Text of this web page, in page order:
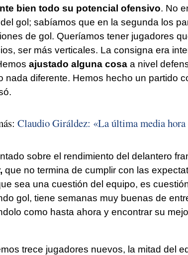
bien todo su potencial ofensivo. No
gol; sabíamos que en la segunda los
de gol. Queríamos tener jugadores
ser más verticales. La consigna era
ajustado alguna cosaa nivel
nada diferente. Hemos hecho un partido
Claudio Giráldez: «La última media hora
sobre el rendimiento del delantero
que no termina de cumplir con las
sea una cuestión del equipo, es
gol, tiene semanas muy buenas de
como hasta ahora y encontrar su
trece jugadores nuevos, la mitad del